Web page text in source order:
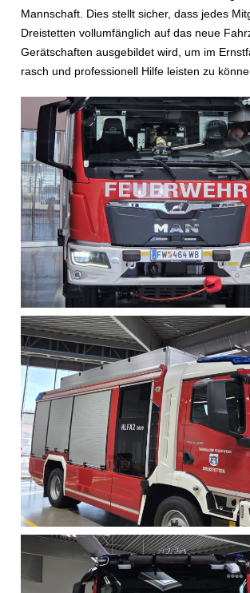
Mannschaft. Dies stellt sicher, dass jedes
Dreistetten vollumfänglich auf das neue
Gerätschaften ausgebildet wird, um im
rasch und professionell Hilfe leisten zu